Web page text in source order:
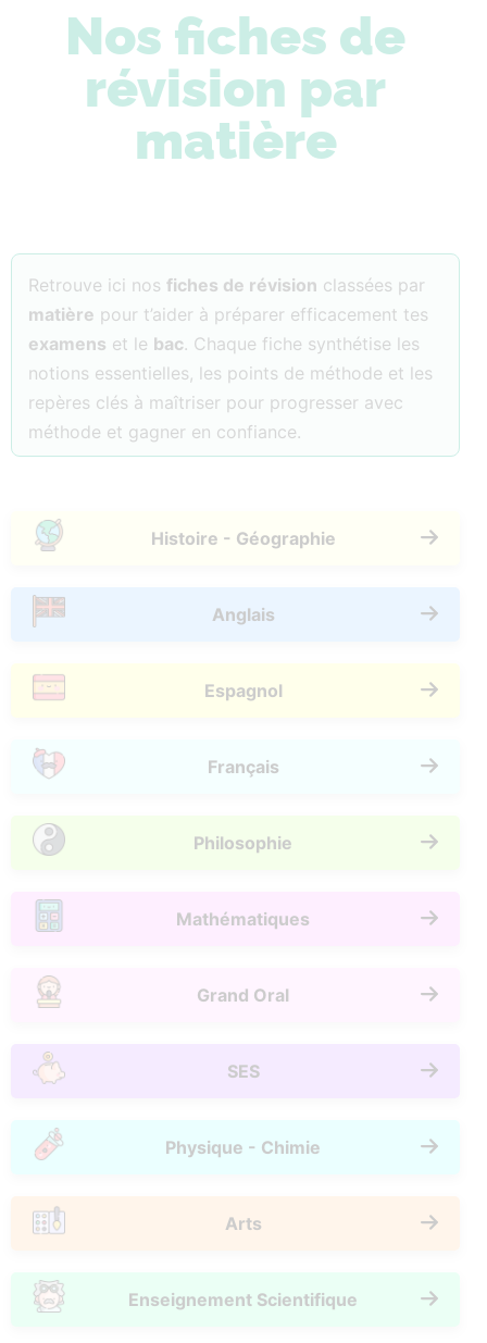
Nos fiches de
révision par
matière
Retrouve ici nos fiches de révision classées par
matière pour t’aider à préparer efficacement tes
examens et le bac. Chaque fiche synthétise les
notions essentielles, les points de méthode et les
repères clés à maîtriser pour progresser avec
méthode et gagner en confiance.
Histoire - Géographie
Anglais
Espagnol
Français
Philosophie
Mathématiques
Grand Oral
SES
Physique - Chimie
Arts
Enseignement Scientifique